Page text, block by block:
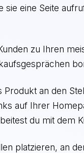
eine Seite
zu Ihren
an den
auf Ihrer
du mit dem
platzieren, an